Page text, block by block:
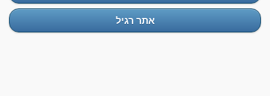
אתר רגיל